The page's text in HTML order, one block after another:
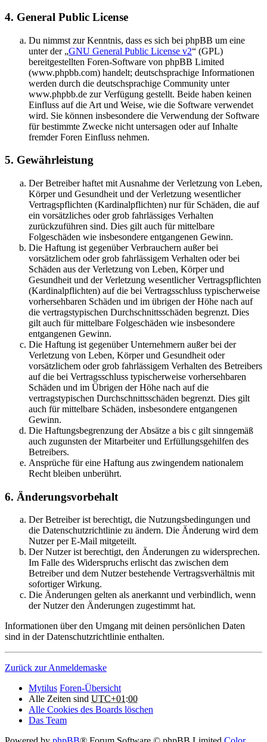
4. General Public License
Du nimmst zur Kenntnis, dass es sich bei phpBB um eine
unter der „GNU General Public License v2“ (GPL)
bereitgestellten Foren-Software von phpBB Limited
(www.phpbb.com) handelt; deutschsprachige Informationen
werden durch die deutschsprachige Community unter
www.phpbb.de zur Verfügung gestellt. Beide haben keinen
Einfluss auf die Art und Weise, wie die Software verwendet
wird. Sie können insbesondere die Verwendung der Software
für bestimmte Zwecke nicht untersagen oder auf Inhalte
fremder Foren Einfluss nehmen.
5. Gewährleistung
Der Betreiber haftet mit Ausnahme der Verletzung von Leben,
Körper und Gesundheit und der Verletzung wesentlicher
Vertragspflichten (Kardinalpflichten) nur für Schäden, die auf
ein vorsätzliches oder grob fahrlässiges Verhalten
zurückzuführen sind. Dies gilt auch für mittelbare
Folgeschäden wie insbesondere entgangenen Gewinn.
Die Haftung ist gegenüber Verbrauchern außer bei
vorsätzlichem oder grob fahrlässigem Verhalten oder bei
Schäden aus der Verletzung von Leben, Körper und
Gesundheit und der Verletzung wesentlicher Vertragspflichten
(Kardinalpflichten) auf die bei Vertragsschluss typischerweise
vorhersehbaren Schäden und im übrigen der Höhe nach auf
die vertragstypischen Durchschnittsschäden begrenzt. Dies
gilt auch für mittelbare Folgeschäden wie insbesondere
entgangenen Gewinn.
Die Haftung ist gegenüber Unternehmern außer bei der
Verletzung von Leben, Körper und Gesundheit oder
vorsätzlichem oder grob fahrlässigem Verhalten des Betreibers
auf die bei Vertragsschluss typischerweise vorhersehbaren
Schäden und im Übrigen der Höhe nach auf die
vertragstypischen Durchschnittsschäden begrenzt. Dies gilt
auch für mittelbare Schäden, insbesondere entgangenen
Gewinn.
Die Haftungsbegrenzung der Absätze a bis c gilt sinngemäß
auch zugunsten der Mitarbeiter und Erfüllungsgehilfen des
Betreibers.
Ansprüche für eine Haftung aus zwingendem nationalem
Recht bleiben unberührt.
6. Änderungsvorbehalt
Der Betreiber ist berechtigt, die Nutzungsbedingungen und
die Datenschutzrichtlinie zu ändern. Die Änderung wird dem
Nutzer per E-Mail mitgeteilt.
Der Nutzer ist berechtigt, den Änderungen zu widersprechen.
Im Falle des Widerspruchs erlischt das zwischen dem
Betreiber und dem Nutzer bestehende Vertragsverhältnis mit
sofortiger Wirkung.
Die Änderungen gelten als anerkannt und verbindlich, wenn
der Nutzer den Änderungen zugestimmt hat.
Informationen über den Umgang mit deinen persönlichen Daten
sind in der Datenschutzrichtlinie enthalten.
Zurück zur Anmeldemaske
Mytilus Foren-Übersicht
Alle Zeiten sind UTC+01:00
Alle Cookies des Boards löschen
Das Team